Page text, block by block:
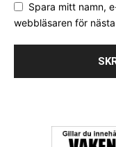
Spara mitt namn,
webbläsaren för